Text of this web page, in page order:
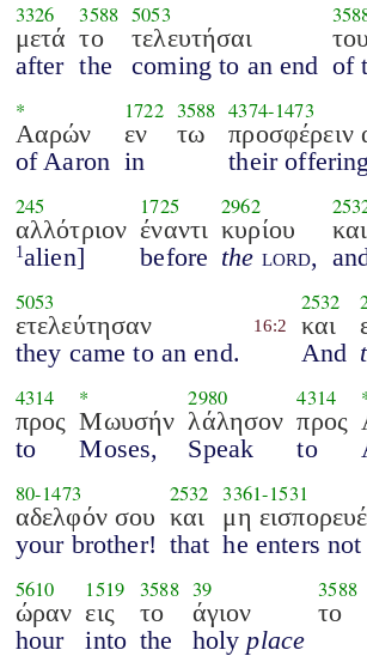
3326
μετά
after
3588
το
the
5053
τελευτήσαι
coming to an end of
*
Ααρών
of Aaron
1722
εν
in
3588
τω
4374-1473
προσφέρειν
their offering
245
αλλότριον
1 alien]
1725
έναντι
before
2962
κυρίου
the lord,
και
5053
ετελεύτησαν
they came to an end.
16:2
2532
και
And
4314
προς
to
*
Μωυσήν
Moses,
2980
λάλησον
Speak
4314
προς
to
80-1473
αδελφόν σου
your brother!
2532
και
that
3361-1531
μη
he enters not
5610
ώραν
hour
1519
εις
into
3588
το
the
39
άγιον
holy place
3588
το